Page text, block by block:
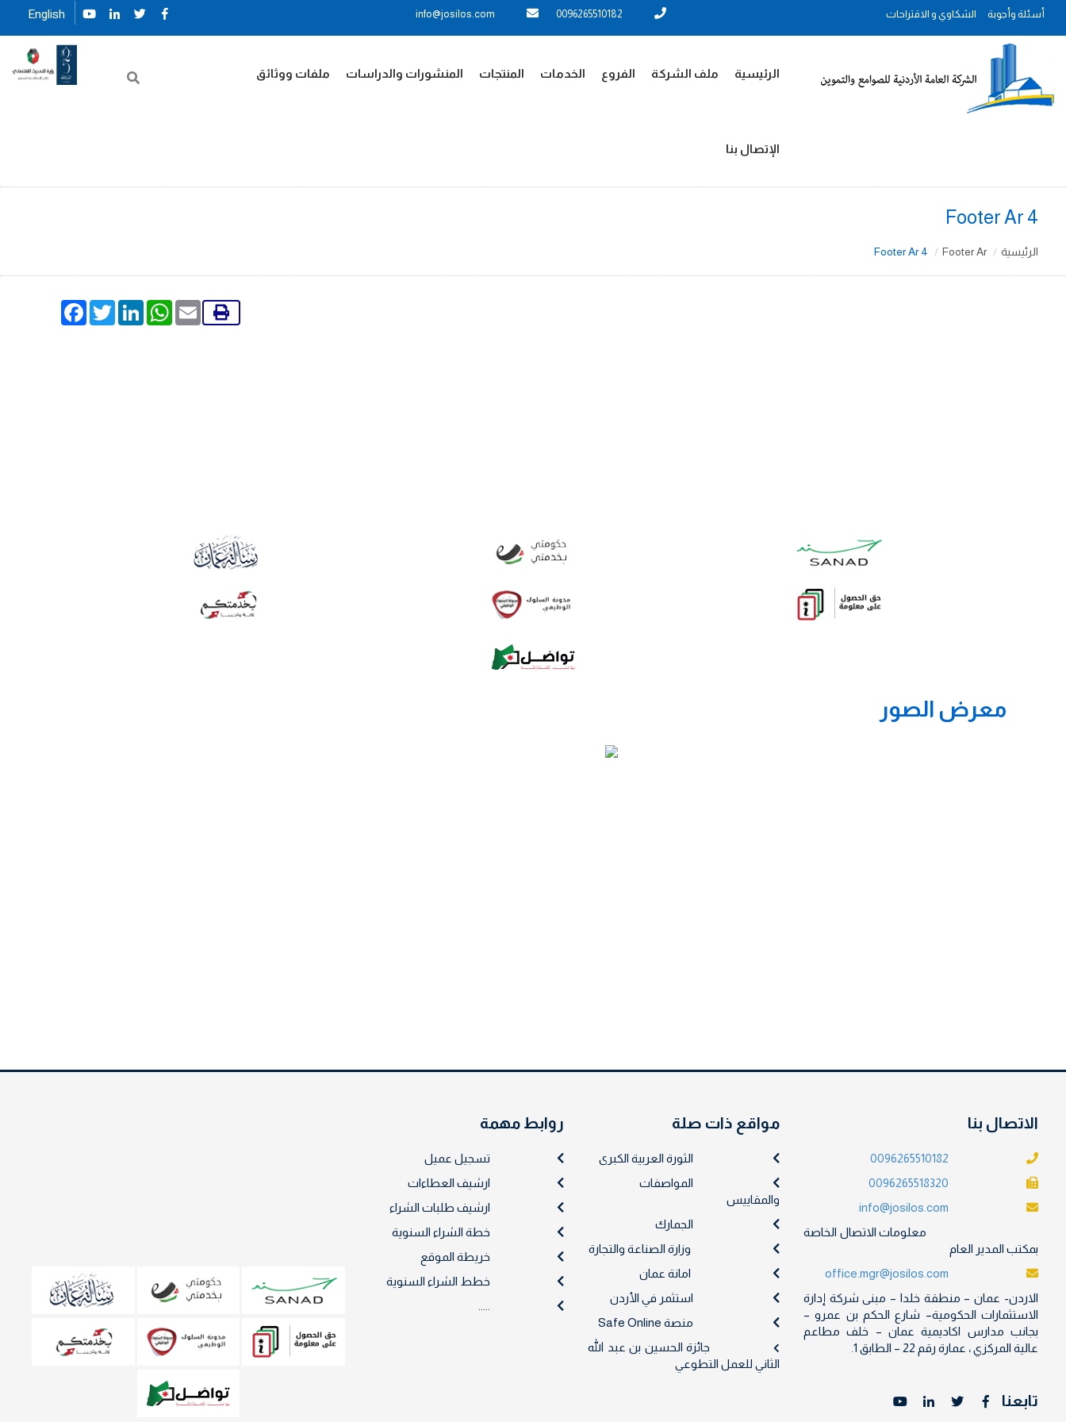
أسئلة وأجوبة الشكاوي و الاقتراحات 0096265510182
info@josilos.com
English
الرئيسية ملف الشركة الفروع الخدمات المنتجات المنشورات والدراسات ملفات ووثائق
الإتصال بنا
Footer Ar 4
الرئيسية Footer Ar
Footer Ar 4
FacebookTwitterLinkedIn
WhatsAppEmail
معرض الصور
الاتصال بنا
0096265510182
0096265518320
info@josilos.com
معلومات الاتصال الخاصة
بمكتب المدير العام
office.mgr@josilos.com
الاردن- عمان – منطقة خلدا – مبنى شركة إدارة
الاستثمارات الحكومية– شارع الحكم بن عمرو –
بجانب مدارس اكاديمية عمان – خلف مطاعم
عالية المركزي ، عمارة رقم 22 – الطابق 1.
تابعنا
مواقع ذات صلة
الثورة العربية الكبرى
المواصفات
والمقاييس
الجمارك
وزارة الصناعة والتجارة
امانة عمان
استثمر في الأردن
منصة Safe Online
جائزة الحسين بن عبد الله
الثاني للعمل التطوعي
روابط مهمة
تسجيل عميل
ارشيف العطاءات
ارشيف طلبات الشراء
خطة الشراء السنوية
خريطة الموقع
خطط الشراء السنوية